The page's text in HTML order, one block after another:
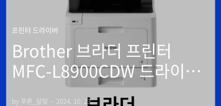
프린터 드라이버
Brother 브라더 프린터
MFC-L8900CDW 드라이버
설치 다운로드
by 푸른_달빛 2024. 10. 23.